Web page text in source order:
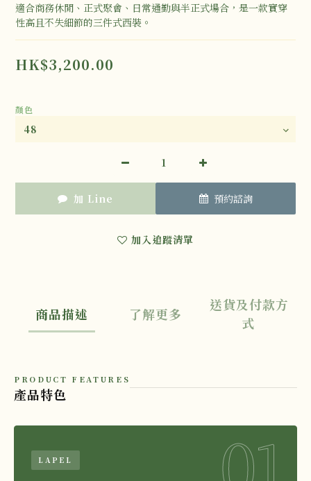
適合商務休閒、正式聚會、日常通勤與半正式場合，是一款實穿
性高且不失細節的三件式西裝。
HK$3,200.00
顏色
加 Line 預約諮詢
加入追蹤清單
商品描述 了解更多
送貨及付款方
式
PRODUCT FEATURES
產品特色
LAPEL